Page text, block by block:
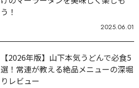
う！
2025.06.01
【2026年版】山下本気うどんで必食5
選！常連が教える絶品メニューの深堀
りレビュー